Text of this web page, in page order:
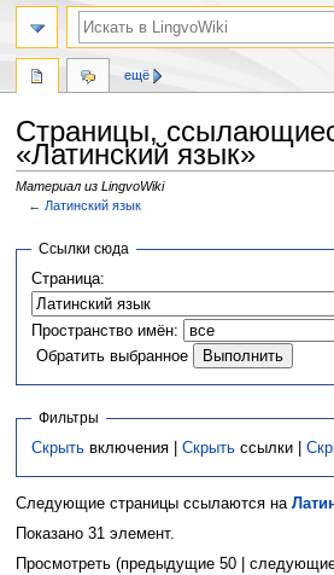
Страницы,
«Латинский язык»
Материал из LingvoWiki
← Латинский язык
Перейти
навигации
Перейти
поиску
Ссылки сюда
Страница:
Пространство имён:
Обратить выбранное
Фильтры
Скрыть включения |Скрыть ссылки |
Следующие страницы ссылаются на
Показано 31 элемент.
Просмотреть (предыдущие 50 |
ещё